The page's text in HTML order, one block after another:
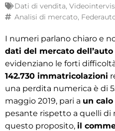
Dati di vendita,
Analisi di mercato,
I numeri parlano chiaro e
dati del mercato
evidenziano le forti
142.730 immatricolazioni
una perdita numerica è di
maggio 2019, pari a un calo
pesante rispetto a quelli di
questo proposito, il